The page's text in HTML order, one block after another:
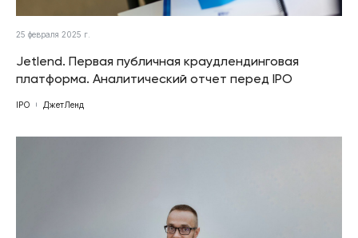
25 февраля 2025 г.
Jetlend. Первая публичная краудлендинговая
платформа. Аналитический отчет перед IPO
IPO ДжетЛенд